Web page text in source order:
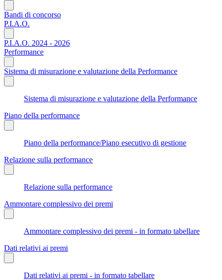
Bandi di concorso
P.I.A.O.
P.I.A.O. 2024 - 2026
Performance
Sistema di misurazione e valutazione della Performance
Sistema di misurazione e valutazione della Performance
Piano della performance
Piano della performance/Piano esecutivo di gestione
Relazione sulla performance
Relazione sulla performance
Ammontare complessivo dei premi
Ammontare complessivo dei premi - in formato tabellare
Dati relativi ai premi
Dati relativi ai premi - in formato tabellare